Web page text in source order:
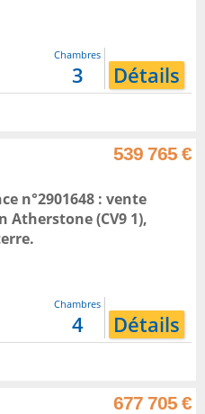
Chambres
3 Détails
539 765 €
n°2901648 : vente
Atherstone(CV9 1),
.
Chambres
4 Détails
677 705 €